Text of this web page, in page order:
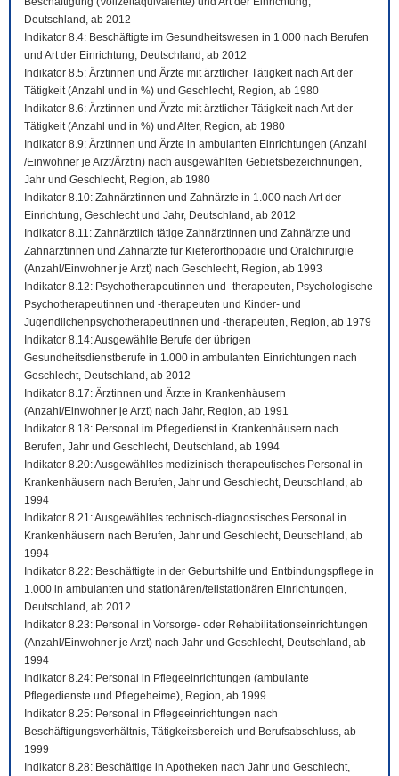
Deutschland, ab 2012
Indikator 8.4: Beschäftigte im Gesundheitswesen in 1.000 nach Berufen
und Art der Einrichtung, Deutschland, ab 2012
Indikator 8.5: Ärztinnen und Ärzte mit ärztlicher Tätigkeit nach Art der
Tätigkeit (Anzahl und in %) und Geschlecht, Region, ab 1980
Indikator 8.6: Ärztinnen und Ärzte mit ärztlicher Tätigkeit nach Art der
Tätigkeit (Anzahl und in %) und Alter, Region, ab 1980
Indikator 8.9: Ärztinnen und Ärzte in ambulanten Einrichtungen (Anzahl
/Einwohner je Arzt/Ärztin) nach ausgewählten Gebietsbezeichnungen,
Jahr und Geschlecht, Region, ab 1980
Indikator 8.10: Zahnärztinnen und Zahnärzte in 1.000 nach Art der
Einrichtung, Geschlecht und Jahr, Deutschland, ab 2012
Indikator 8.11: Zahnärztlich tätige Zahnärztinnen und Zahnärzte und
Zahnärztinnen und Zahnärzte für Kieferorthopädie und Oralchirurgie
(Anzahl/Einwohner je Arzt) nach Geschlecht, Region, ab 1993
Indikator 8.12: Psychotherapeutinnen und -therapeuten, Psychologische
Psychotherapeutinnen und -therapeuten und Kinder- und
Jugendlichenpsychotherapeutinnen und -therapeuten, Region, ab 1979
Indikator 8.14: Ausgewählte Berufe der übrigen
Gesundheitsdienstberufe in 1.000 in ambulanten Einrichtungen nach
Geschlecht, Deutschland, ab 2012
Indikator 8.17: Ärztinnen und Ärzte in Krankenhäusern
(Anzahl/Einwohner je Arzt) nach Jahr, Region, ab 1991
Indikator 8.18: Personal im Pflegedienst in Krankenhäusern nach
Berufen, Jahr und Geschlecht, Deutschland, ab 1994
Indikator 8.20: Ausgewähltes medizinisch-therapeutisches Personal in
Krankenhäusern nach Berufen, Jahr und Geschlecht, Deutschland, ab
1994
Indikator 8.21: Ausgewähltes technisch-diagnostisches Personal in
Krankenhäusern nach Berufen, Jahr und Geschlecht, Deutschland, ab
1994
Indikator 8.22: Beschäftigte in der Geburtshilfe und Entbindungspflege in
1.000 in ambulanten und stationären/teilstationären Einrichtungen,
Deutschland, ab 2012
Indikator 8.23: Personal in Vorsorge- oder Rehabilitationseinrichtungen
(Anzahl/Einwohner je Arzt) nach Jahr und Geschlecht, Deutschland, ab
1994
Indikator 8.24: Personal in Pflegeeinrichtungen (ambulante
Pflegedienste und Pflegeheime), Region, ab 1999
Indikator 8.25: Personal in Pflegeeinrichtungen nach
Beschäftigungsverhältnis, Tätigkeitsbereich und Berufsabschluss, ab
1999
Indikator 8.28: Beschäftige in Apotheken nach Jahr und Geschlecht,